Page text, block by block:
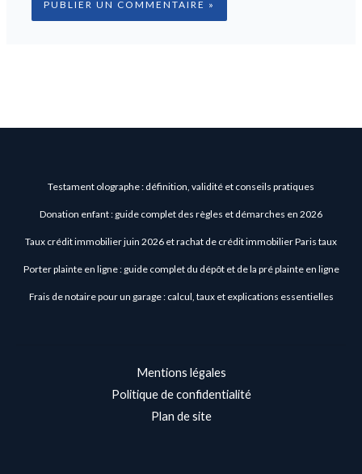
Testament olographe : définition, validité et conseils pratiques
Donation enfant : guide complet des règles et démarches en 2026
Taux crédit immobilier juin 2026 et rachat de crédit immobilier Paris taux
Porter plainte en ligne : guide complet du dépôt et de la pré plainte en ligne
Frais de notaire pour un garage : calcul, taux et explications essentielles
Mentions légales
Politique de confidentialité
Plan de site